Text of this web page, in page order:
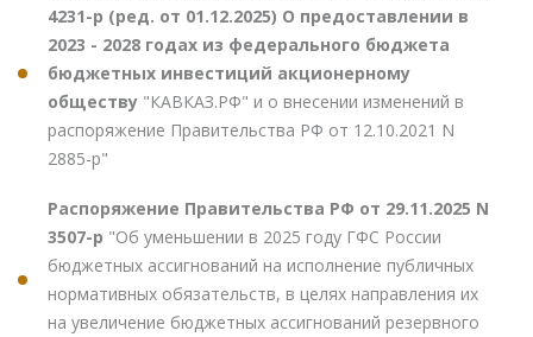
4231-р (ред. от 01.12.2025) О предоставлении в
2023 - 2028 годах из федерального бюджета
бюджетных инвестиций акционерному
обществу "КАВКАЗ.РФ" и о внесении изменений в
распоряжение Правительства РФ от 12.10.2021 N
2885-р"
Распоряжение Правительства РФ от 29.11.2025 N
3507-р "Об уменьшении в 2025 году ГФС России
бюджетных ассигнований на исполнение публичных
нормативных обязательств, в целях направления их
на увеличение бюджетных ассигнований резервного